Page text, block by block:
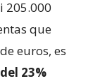
205.000
que
euros, es
23%